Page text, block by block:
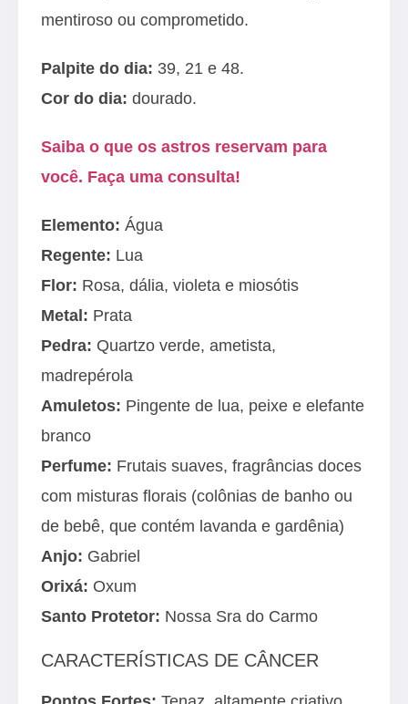
mentiroso ou comprometido.
Palpite do dia: 39, 21 e 48.
Cor do dia: dourado.
Saiba o que os astros reservam para
você. Faça uma consulta!
Elemento: Água
Regente: Lua
Flor: Rosa, dália, violeta e miosótis
Metal: Prata
Pedra: Quartzo verde, ametista,
madrepérola
Amuletos: Pingente de lua, peixe e elefante
branco
Perfume: Frutais suaves, fragrâncias doces
com misturas florais (colônias de banho ou
de bebê, que contém lavanda e gardênia)
Anjo: Gabriel
Orixá: Oxum
Santo Protetor: Nossa Sra do Carmo
CARACTERÍSTICAS DE CÂNCER